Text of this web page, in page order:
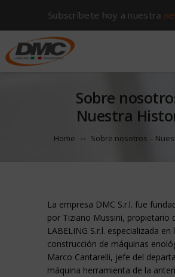
Subscríbete hoy a nuestra
Sobre
Nuestra
Home >> Sobre nosotros –
La empresa DMC S.r.l. fue
por Tiziano Mussini, propietario
LABELING S.r.l. especializada en
construcción de máquinas
Marco Cantarelli, jefe del
máquina herramienta de la